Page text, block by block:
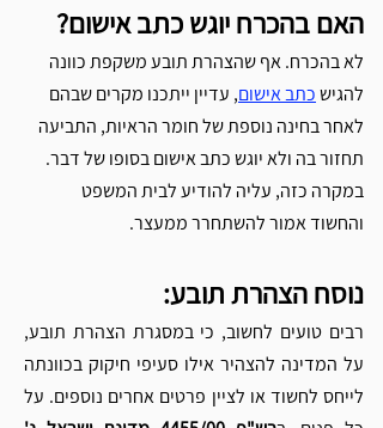
האם בהכרח יוגש כתב אישום?
לא בהכרח. אף שהצהרת תובע משקפת כוונה
להגיש כתב אישום, עדיין ייתכנו מקרים שבהם
לאחר בחינה נוספת של חומר הראיות, התביעה
תחזור בה ולא יוגש כתב אישום בסופו של דבר.
במקרה כזה, עליה להודיע לבית המשפט
והחשוד אמור להשתחרר ממעצר.
נוסח הצהרת תובע: